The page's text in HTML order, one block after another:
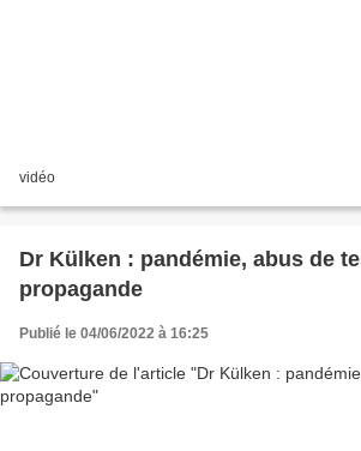
vidéo
Dr Külken : pandémie, abus de
propagande
Publié le 04/06/2022 à 16:25